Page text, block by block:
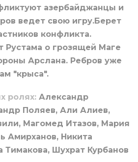
азербайджанцы и
ведет свою игру.Берет
конфликта.
Рустама о грозящей Маге
Арслана. Ребров уже
"крыса".
ролях: Александр
Поляев, Али Алиев,
Магомед Итазов, Мария
Амирханов, Никита
Тимакова, Шухрат Курбанов